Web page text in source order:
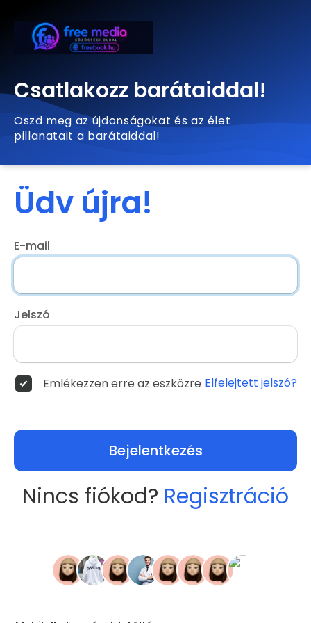
Csatlakozz barátaiddal!
Oszd meg az újdonságokat és az élet
pillanatait a barátaiddal!
Üdv újra!
E-mail
Jelszó
Emlékezzen erre az eszközre Elfelejtett jelszó?
Bejelentkezés
Nincs fiókod? Regisztráció